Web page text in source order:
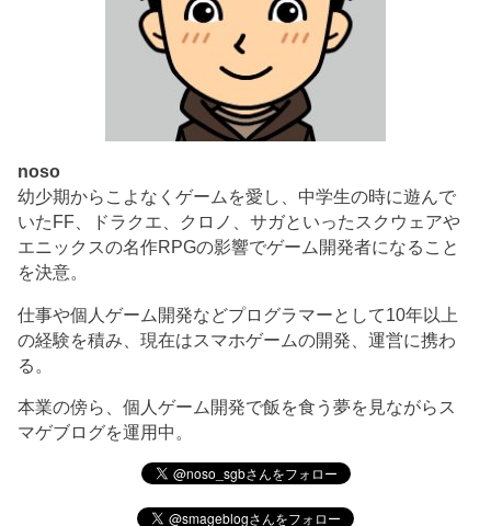
noso
幼少期からこよなくゲームを愛し、中学生の時に遊んで
いたFF、ドラクエ、クロノ、サガといったスクウェアや
エニックスの名作RPGの影響でゲーム開発者になること
を決意。
仕事や個人ゲーム開発などプログラマーとして10年以上
の経験を積み、現在はスマホゲームの開発、運営に携わ
る。
本業の傍ら、個人ゲーム開発で飯を食う夢を見ながらス
マゲブログを運用中。